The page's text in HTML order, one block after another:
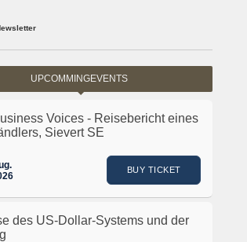
UPCOMMINGEVENTS
Voices - Reisebericht eines
Sievert SE
BUY TICKET
des US-Dollar-Systems und der